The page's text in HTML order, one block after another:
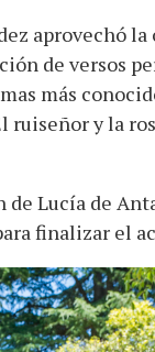
aprovechó la
de versos
más
ruiseñor y la
Lucía de
finalizar el